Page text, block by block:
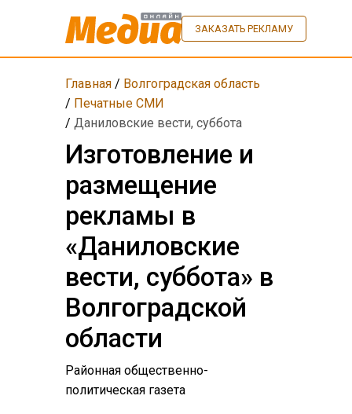
ЗАКАЗАТЬ РЕКЛАМУ
Главная / Волгоградская область
/ Печатные СМИ
/Даниловские вести, суббота
Изготовление и
размещение
рекламы в
«Даниловские
вести, суббота» в
Волгоградской
области
Районная общественно-
политическая газета